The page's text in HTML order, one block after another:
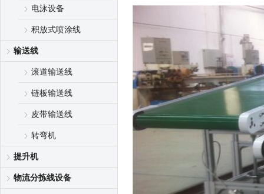
电泳设备
积放式喷涂线
输送线
滚道输送线
链板输送线
皮带输送线
转弯机
提升机
物流分拣线设备